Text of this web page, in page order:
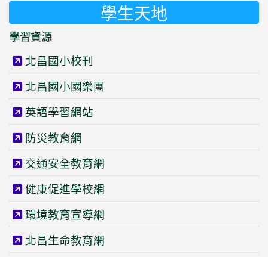
學生天地
學習資源
北昌國小校刊
北昌國小國樂團
英語學習網站
防災教育網
交通安全教育網
健康促進學校網
環境教育宣導網
北昌生命教育網